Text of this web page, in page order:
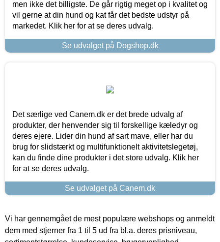
men ikke det billigste. De går rigtig meget op i kvalitet og
vil gerne at din hund og kat får det bedste udstyr på
markedet. Klik her for at se deres udvalg.
Se udvalget på Dogshop.dk
Det særlige ved Canem.dk er det brede udvalg af
produkter, der henvender sig til forskellige kæledyr og
deres ejere. Lider din hund af sart mave, eller har du
brug for slidstærkt og multifunktionelt aktivitetslegetøj,
kan du finde dine produkter i det store udvalg. Klik her
for at se deres udvalg.
Se udvalget på Canem.dk
Vi har gennemgået de mest populære webshops og anmeldt
dem med stjerner fra 1 til 5 ud fra bl.a. deres prisniveau,